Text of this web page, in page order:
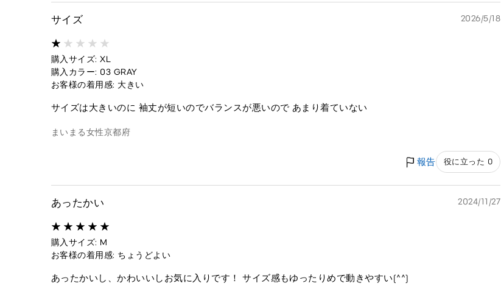
サイズ 2026/5/18
購入サイズ: XL
購入カラー: 03 GRAY
お客様の着用感: 大きい
サイズは大きいのに 袖丈が短いのでバランスが悪いので あまり着ていない
まいまる女性京都府
報告 役に立った 0
あったかい 2024/11/27
購入サイズ: M
お客様の着用感: ちょうどよい
あったかいし、かわいいしお気に入りです！ サイズ感もゆったりめで動きやすい(^^)